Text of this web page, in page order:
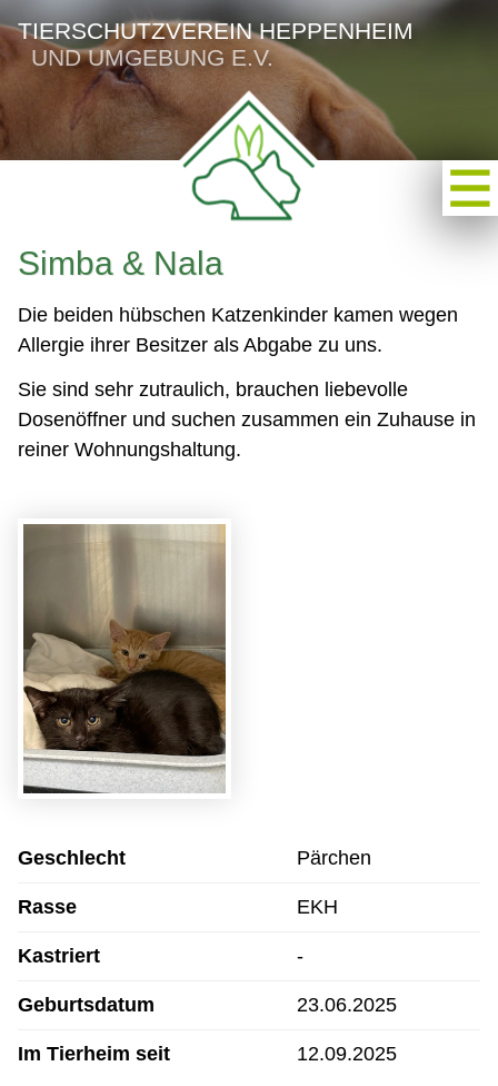
TIERSCHUTZVEREIN HEPPENHEIM
UND UMGEBUNG E.V.
Simba & Nala
Die beiden hübschen Katzenkinder kamen wegen
Allergie ihrer Besitzer als Abgabe zu uns.
Sie sind sehr zutraulich, brauchen liebevolle
Dosenöffner und suchen zusammen ein Zuhause in
reiner Wohnungshaltung.
Geschlecht Pärchen
Rasse EKH
Kastriert -
Geburtsdatum 23.06.2025
Im Tierheim seit 12.09.2025